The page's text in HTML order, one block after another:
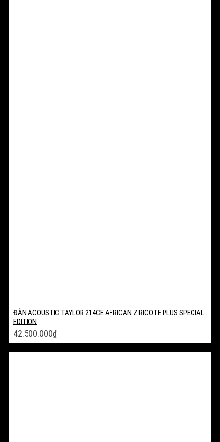
ĐÀN ACOUSTIC TAYLOR 214CE AFRICAN ZIRICOTE PLUS SPECIAL
EDITION
42.500.000₫